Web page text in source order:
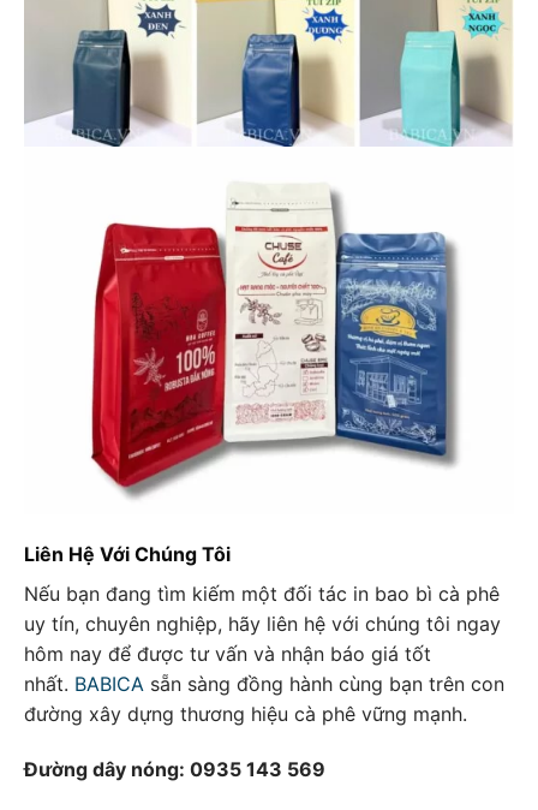
Liên Hệ Với Chúng Tôi
Nếu bạn đang tìm kiếm một đối tác in bao bì cà phê
uy tín, chuyên nghiệp, hãy liên hệ với chúng tôi ngay
hôm nay để được tư vấn và nhận báo giá tốt
nhất. BABICAsẵn sàng đồng hành cùng bạn trên con
đường xây dựng thương hiệu cà phê vững mạnh.
Đường dây nóng: 0935 143 569